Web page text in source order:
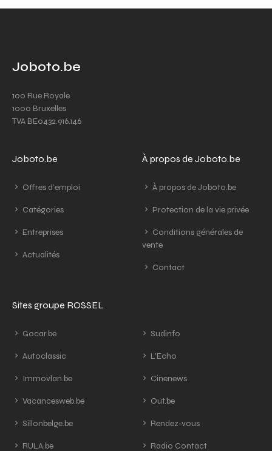
Joboto.be
100 Rue Royale
1000 Bruxelles
TVA BE0432.916.146
Joboto.be
Offres d'emploi
Catégories
Entreprises
Actualités
À propos de Joboto.be
À propos de Joboto.be
Protection de la vie privée
Conditions générales de
vente
Contact
Sites groupe ROSSEL
Gocar.be
Autoclassic
Immovlan.be
Vacancesweb.be
Sillonbelge.be
RULA.be
Sudinfo
L'Echo
Cinenews
Out.be
Rendez-vous
Radio Contact